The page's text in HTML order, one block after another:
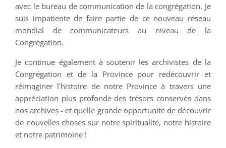
avec le bureau de communication de la congrégation. Je
suis impatiente de faire partie de ce nouveau réseau
mondial de communicateurs au niveau de la
Congrégation.
Je continue également à soutenir les archivistes de la
Congrégation et de la Province pour redécouvrir et
réimaginer l'histoire de notre Province à travers une
appréciation plus profonde des trésors conservés dans
nos archives - et quelle grande opportunité de découvrir
de nouvelles choses sur notre spiritualité, notre histoire
et notre patrimoine !